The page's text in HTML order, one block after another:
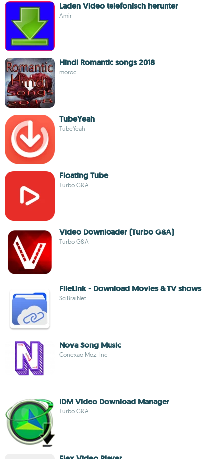
Laden Video telefonisch herunter
Amir
Hindi Romantic songs 2018
moroc
TubeYeah
TubeYeah
Floating Tube
Turbo G&A
Video Downloader (Turbo G&A)
Turbo G&A
FileLink - Download Movies & TV shows
SciBraiNet
Nova Song Music
Conexao Moz, Inc
IDM Video Download Manager
Turbo G&A